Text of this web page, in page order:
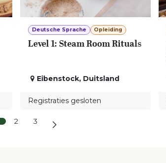
Deutsche Sprache Opleiding
Level 1: Steam Room Rituals
Eibenstock, Duitsland
Registraties gesloten
2 3